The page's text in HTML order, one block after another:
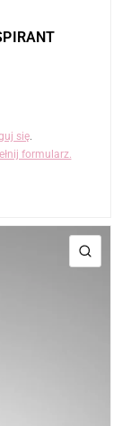
się.
formularz.